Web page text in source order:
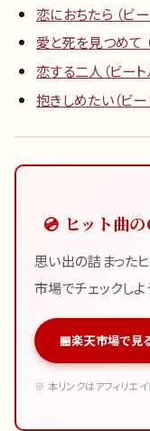
恋におちたら （ビ
愛と死を見つめて
恋する二人（ビー
抱きしめたい（ビ
💿 ヒット曲
思い出の詰まった
市場でチェックしよ
楽天市場で見
※ 本リンクはアフィリエイ